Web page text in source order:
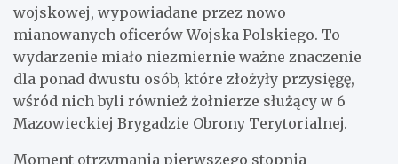
wojskowej, wypowiadane przez nowo
mianowanych oficerów Wojska Polskiego. To
wydarzenie miało niezmiernie ważne znaczenie
dla ponad dwustu osób, które złożyły przysięgę,
wśród nich byli również żołnierze służący w 6
Mazowieckiej Brygadzie Obrony Terytorialnej.
Moment otrzymania pierwszego stopnia